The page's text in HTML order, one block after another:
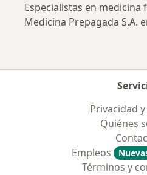
Especialistas en medicina
Medicina Prepagada S.A.
Privacidad
Quiénes
Empleos
Términos y